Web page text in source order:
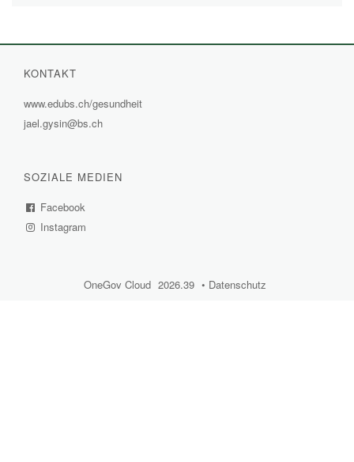
KONTAKT
www.edubs.ch/gesundheit
jael.gysin@bs.ch
SOZIALE MEDIEN
Facebook
Instagram
OneGov Cloud (External
2026.39 (External
Datenschutz